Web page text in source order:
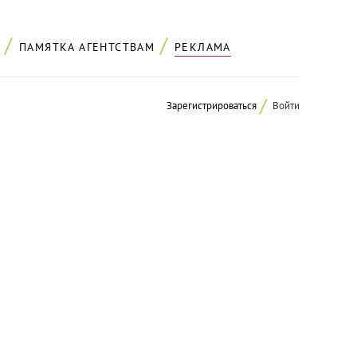
ПАМЯТКА АГЕНТСТВАМ РЕКЛАМА
Зарегистрироваться Войти